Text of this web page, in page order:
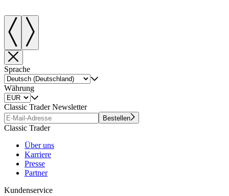
Sprache
Währung
Classic Trader Newsletter
Bestellen
Classic Trader
Über uns
Karriere
Presse
Partner
Kundenservice